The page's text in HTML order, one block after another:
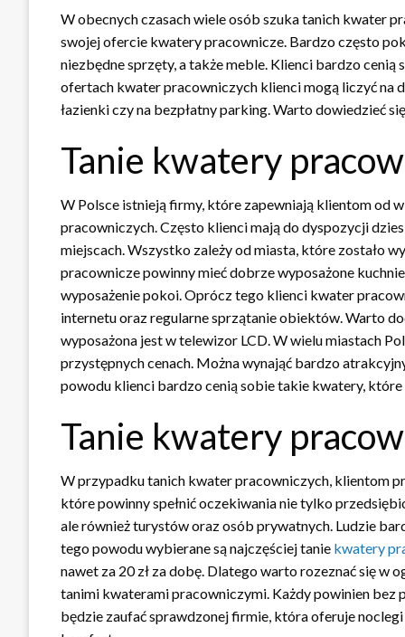
W obecnych czasach wiele osób szuka tanich kwater
swojej ofercie kwatery pracownicze. Bardzo często
niezbędne sprzęty, a także meble. Klienci bardzo
ofertach kwater pracowniczych klienci mogą liczyć
łazienki czy na bezpłatny parking. Warto dowiedzieć
Tanie kwatery
W Polsce istnieją firmy, które zapewniają klientom od
pracowniczych. Często klienci mają do dyspozycji
miejscach. Wszystko zależy od miasta, które zostało
pracownicze powinny mieć dobrze wyposażone
wyposażenie pokoi. Oprócz tego klienci kwater
internetu oraz regularne sprzątanie obiektów. Warto
wyposażona jest w telewizor LCD. W wielu miastach
przystępnych cenach. Można wynająć bardzo
powodu klienci bardzo cenią sobie takie kwatery,
Tanie kwatery
W przypadku tanich kwater pracowniczych, klientom
które powinny spełnić oczekiwania nie tylko
ale również turystów oraz osób prywatnych. Ludzie
tego powodu wybierane są najczęściej tanie kwatery
nawet za 20 zł za dobę. Dlatego warto rozeznać się w
tanimi kwaterami pracowniczymi. Każdy powinien
będzie zaufać sprawdzonej firmie, która oferuje